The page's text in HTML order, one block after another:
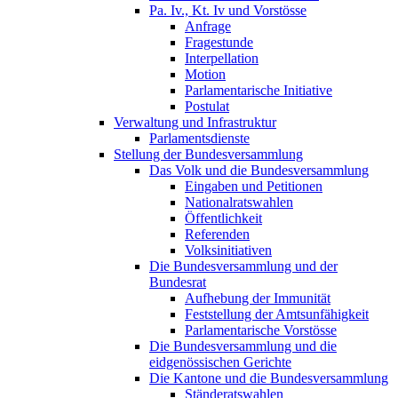
Pa. Iv., Kt. Iv und Vorstösse
Anfrage
Fragestunde
Interpellation
Motion
Parlamentarische Initiative
Postulat
Verwaltung und Infrastruktur
Parlamentsdienste
Stellung der Bundesversammlung
Das Volk und die Bundesversammlung
Eingaben und Petitionen
Nationalratswahlen
Öffentlichkeit
Referenden
Volksinitiativen
Die Bundesversammlung und der
Bundesrat
Aufhebung der Immunität
Feststellung der Amtsunfähigkeit
Parlamentarische Vorstösse
Die Bundesversammlung und die
eidgenössischen Gerichte
Die Kantone und die Bundesversammlung
Ständeratswahlen